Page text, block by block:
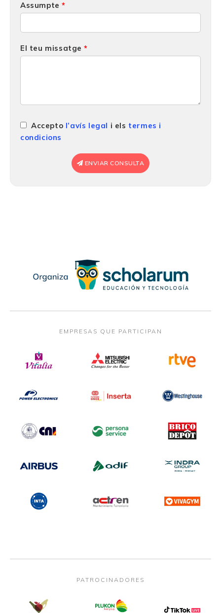
Assumpte
El teu missatge
Accepto l’avís legal i els termes i
condicions
ENVIAR CONSULTA
EMPRESAS QUE PARTICIPAN
PATROCINADORES